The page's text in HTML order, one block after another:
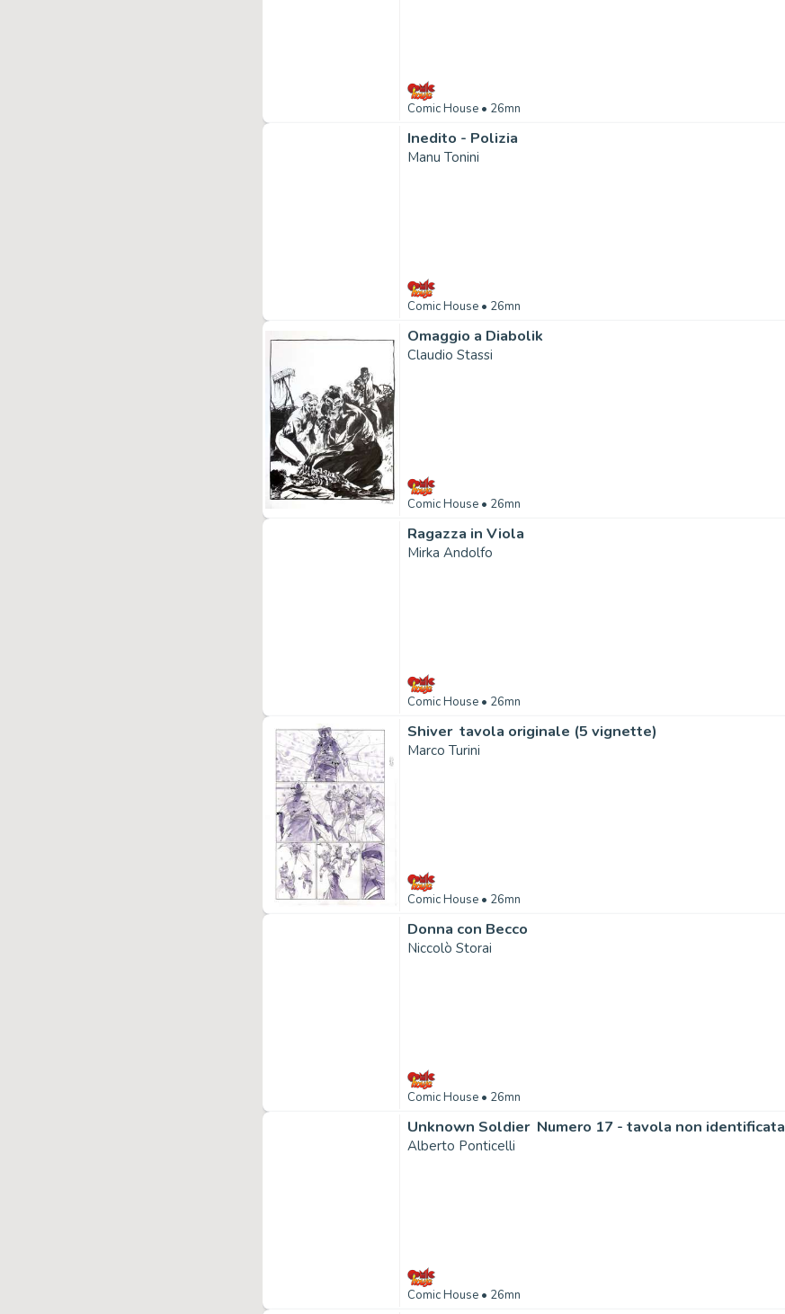
Comic House • 26mn
Inedito - Polizia
Manu Tonini
Comic House • 26mn
Omaggio a Diabolik
Claudio Stassi
Comic House • 26mn
Ragazza in Viola
Mirka Andolfo
Comic House • 26mn
Shiver  tavola originale (5 vignette)
Marco Turini
Comic House • 26mn
Donna con Becco
Niccolò Storai
Comic House • 26mn
Unknown Soldier  Numero 17 - tavola non identificata
Alberto Ponticelli
Comic House • 26mn